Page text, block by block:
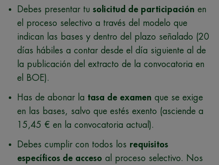
Debes presentar tu solicitud de participación en
el proceso selectivo a través del modelo que
indican las bases y dentro del plazo señalado (20
días hábiles a contar desde el día siguiente al de
la publicación del extracto de la convocatoria en
el BOE).
Has de abonar la tasa de examen que se exige
en las bases, salvo que estés exento (asciende a
15,45 € en la convocatoria actual).
Debes cumplir con todos los requisitos
específicos de acceso al proceso selectivo. Nos